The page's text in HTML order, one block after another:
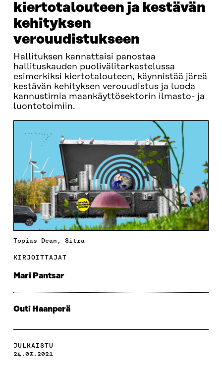
kiertotalouteen ja kestävän
kehityksen
verouudistukseen
Hallituksen kannattaisi panostaa
hallituskauden puolivälitarkastelussa
esimerkiksi kiertotalouteen, käynnistää järeä
kestävän kehityksen verouudistus ja luoda
kannustimia maankäyttösektorin ilmasto- ja
luontotoimiin.
Topias Dean, Sitra
KIRJOITTAJAT
Mari Pantsar
Outi Haanperä
JULKAISTU
24.03.2021